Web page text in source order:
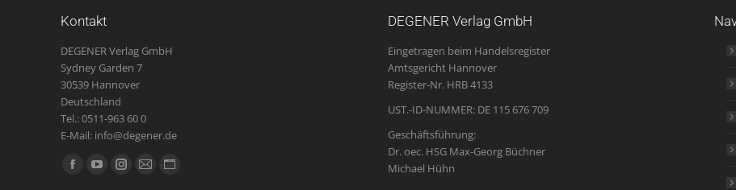
Kontakt
DEGENER Verlag GmbH
Sydney Garden 7
30539 Hannover
Deutschland
Tel.: 0511-963 60 0
E-Mail: info@degener.de
Finden Sie uns auf:
Facebook
YouTubeInstagram
E-
Website
DEGENER Verlag GmbH
Eingetragen beim Handelsregister
Amtsgericht Hannover
Register-Nr. HRB 4133
UST.-ID-NUMMER: DE 115 676 709
Geschäftsführung:
Dr. oec. HSG Max-Georg Büchner
Michael Hühn